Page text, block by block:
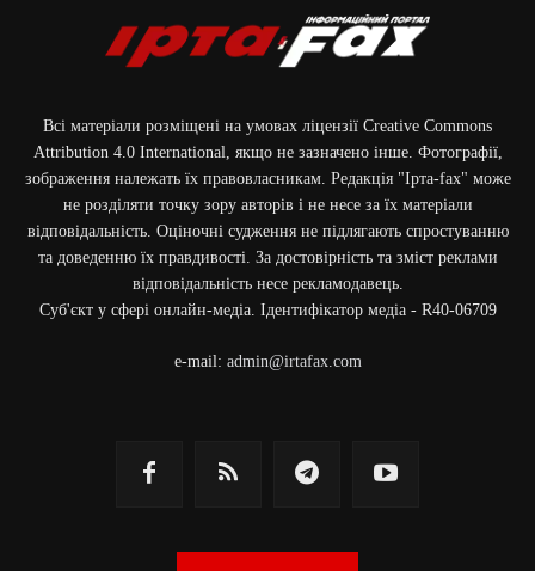
Всі матеріали розміщені на умовах ліцензії Creative Commons
Attribution 4.0 International, якщо не зазначено інше. Фотографії,
зображення належать їх правовласникам. Редакція "Ірта-fax" може
не розділяти точку зору авторів і не несе за їх матеріали
відповідальність. Оціночні судження не підлягають спростуванню
та доведенню їх правдивості. За достовірність та зміст реклами
відповідальність несе рекламодавець.
Cуб'єкт у сфері онлайн-медіа. Ідентифікатор медіа - R40-06709
e-mail: admin@irtafax.com